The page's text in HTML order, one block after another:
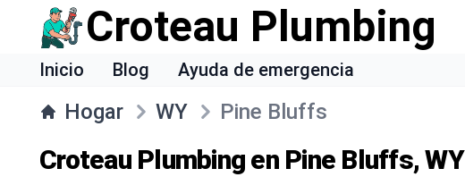
Croteau Plumbing
Inicio Blog Ayuda de emergencia
Hogar WY Pine Bluffs
Croteau Plumbing en Pine Bluffs, WY